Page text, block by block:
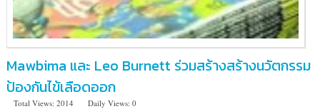
Mawbima และ Leo Burnett ร่วมสร้างสร้างนวัตกรรม
ป้องกันไข้เลือดออก
Total Views: 2014
Daily Views: 0